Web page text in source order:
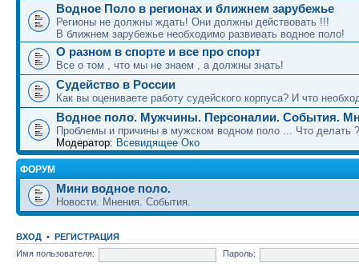
Водное Поло в регионах и ближнем зарубежье
Регионы не должны ждать! Они должны действовать !!!
В ближнем зарубежье необходимо развивать водное поло!
О разном в спорте и все про спорт
Все о том , что мы не знаем , а должны знать!
Судейство в России
Как вы оцениваете работу судейского корпуса? И что
Водное поло. Мужчины. Персоналии. События.
Проблемы и причины в мужском водном поло ... Что делать ?
Модератор: Всевидящее Око
ФОРУМ
Мини водное поло.
Новости. Мнения. События.
ВХОД • РЕГИСТРАЦИЯ
Имя пользователя:
Пароль: